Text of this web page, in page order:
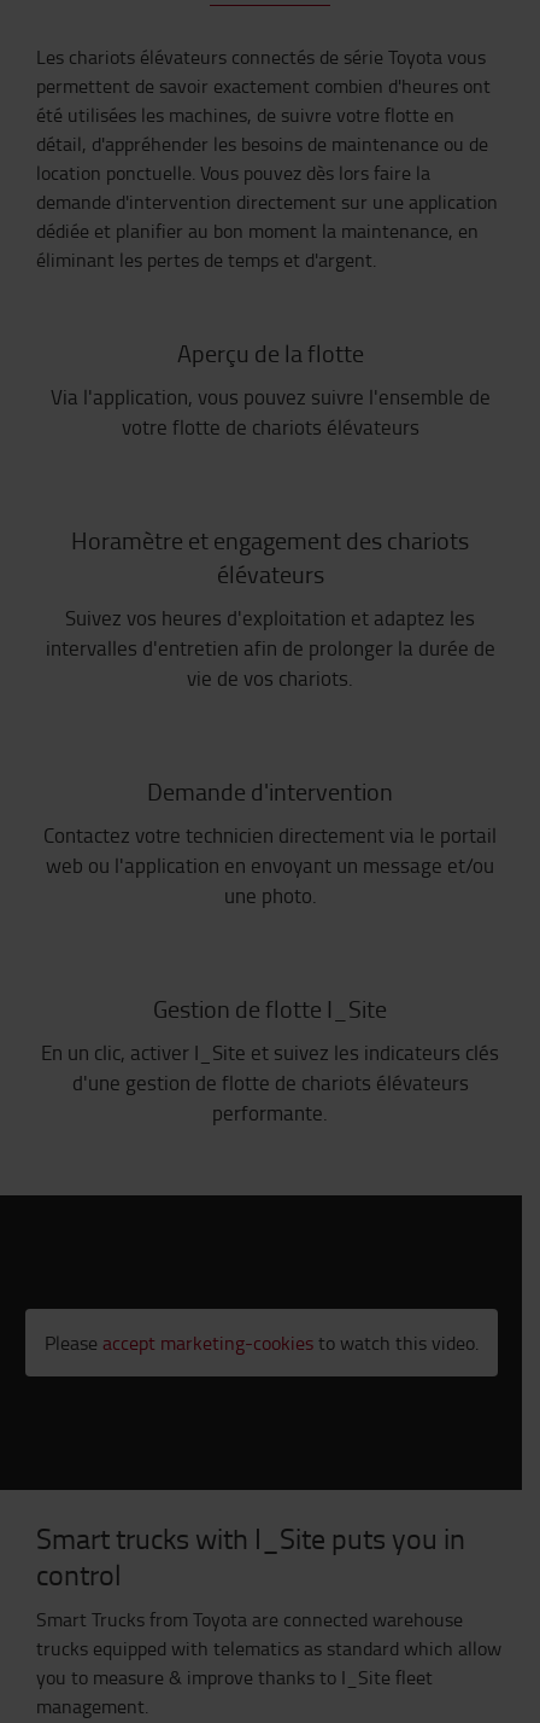
Les chariots élévateurs connectés de série Toyota vous
permettent de savoir exactement combien d'heures ont
été utilisées les machines, de suivre votre flotte en
détail, d'appréhender les besoins de maintenance ou de
location ponctuelle. Vous pouvez dès lors faire la
demande d'intervention directement sur une application
dédiée et planifier au bon moment la maintenance, en
éliminant les pertes de temps et d'argent.
Aperçu de la flotte
Via l'application, vous pouvez suivre l'ensemble de
votre flotte de chariots élévateurs
Horamètre et engagement des chariots
élévateurs
Suivez vos heures d'exploitation et adaptez les
intervalles d'entretien afin de prolonger la durée de
vie de vos chariots.
Demande d'intervention
Contactez votre technicien directement via le portail
web ou l'application en envoyant un message et/ou
une photo.
Gestion de flotte I_Site
En un clic, activer I_Site et suivez les indicateurs clés
d'une gestion de flotte de chariots élévateurs
performante.
Please accept marketing-cookiesto watch this video.
Smart trucks with I_Site puts you in
control
Smart Trucks from Toyota are connected warehouse
trucks equipped with telematics as standard which allow
you to measure & improve thanks to I_Site fleet
management.